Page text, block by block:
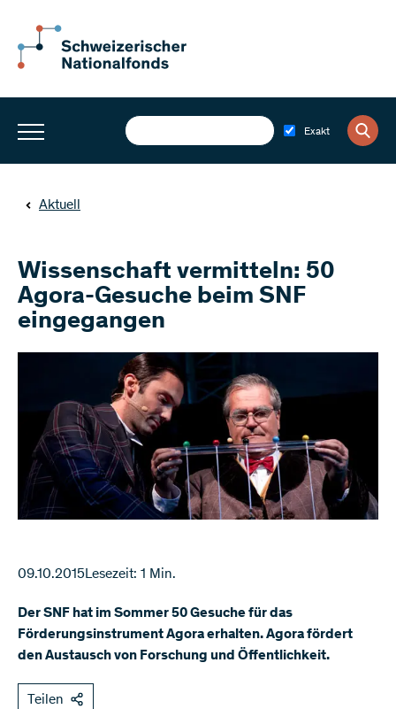
Exakt
Aktuell
Wissenschaft vermitteln: 50
Agora-Gesuche beim SNF
eingegangen
09.10.2015Lesezeit: 1 Min.
Der SNF hat im Sommer 50 Gesuche für das
Förderungsinstrument Agora erhalten. Agora fördert
den Austausch von Forschung und Öffentlichkeit.
Teilen